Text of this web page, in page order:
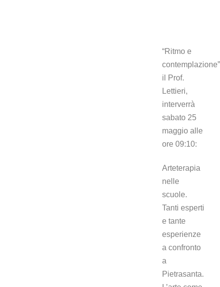
“Ritmo e
contemplazione”
il Prof.
Lettieri,
interverrà
sabato 25
maggio alle
ore 09:10:
Arteterapia
nelle
scuole.
Tanti esperti
e tante
esperienze
a confronto
a
Pietrasanta.